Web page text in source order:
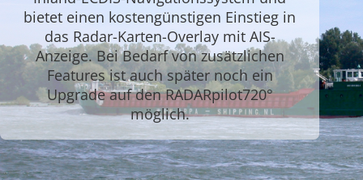
bietet einen kostengünstigen Einstieg in
das Radar-Karten-Overlay mit AIS-
Anzeige. Bei Bedarf von zusätzlichen
Features ist auch später noch ein
Upgrade auf den RADARpilot720°
möglich.